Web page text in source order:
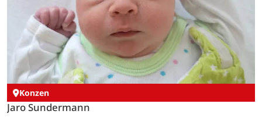
Konzen
Jaro Sundermann